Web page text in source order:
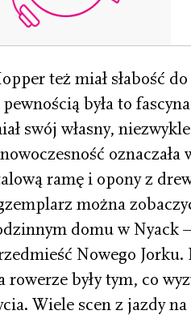
też miał słabość
była to
swój własny,
ramę i opony z
można
domu w Nyack
Nowego Jorku.
rowerze były tym, co
Wiele scen z jazdy